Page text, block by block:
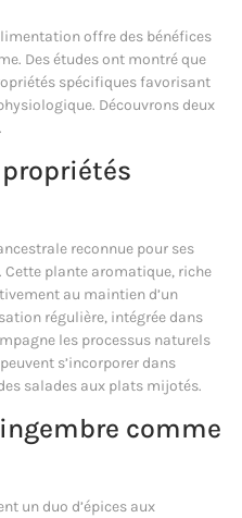
offre des bénéfices
Des études ont montré que
spécifiques favorisant
Découvrons deux
reconnue pour ses
Cette plante aromatique, riche
au maintien d’un
régulière, intégrée dans
les processus naturels
s’incorporer dans
salades aux plats mijotés.
comme
un duo d’épices aux